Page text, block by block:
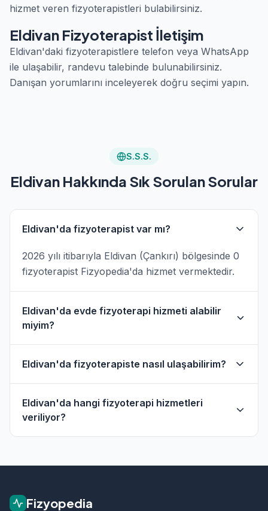
hizmet veren fizyoterapistleri bulabilirsiniz.
Eldivan Fizyoterapist İletişim
Eldivan'daki fizyoterapistlere telefon veya WhatsApp
ile ulaşabilir, randevu talebinde bulunabilirsiniz.
Danışan yorumlarını inceleyerek doğru seçimi yapın.
S.S.S.
Eldivan Hakkında Sık Sorulan Sorular
Eldivan'da fizyoterapist var mı?
2026 yılı itibarıyla Eldivan (Çankırı) bölgesinde 0
fizyoterapist Fizyopedia'da hizmet vermektedir.
Eldivan'da evde fizyoterapi hizmeti alabilir
miyim?
hizmeti sunan fizyoterapistler bulunmaktadır.
Evde hizmet filtresini kullanarak bu
fizyoterapistleri bulabilirsiniz.
Eldivan'da fizyoterapiste nasıl ulaşabilirim?
telefon veya WhatsApp ile doğrudan iletişime
geçebilirsiniz.
Eldivan'da hangi fizyoterapi hizmetleri
veriliyor?
Fizyopedia